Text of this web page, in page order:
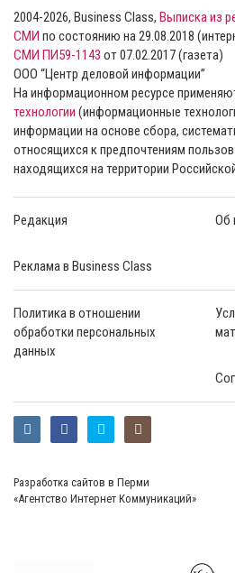
2004-2026, Business Class, Выписка из
СМИ по состоянию на 29.08.2018
СМИ ПИ59-1143 от 07.02.2017 (газета)
ООО “Центр деловой информации”
На информационном ресурсе
технологии (информационные
информации на основе сбора,
относящихся к предпочтениям
находящихся на территории
Редакция Об
Реклама в Business Class
Политика в отношении
обработки персональных
данных
Разработка сайтов в Перми
«Агентство Интернет Коммуникаций»